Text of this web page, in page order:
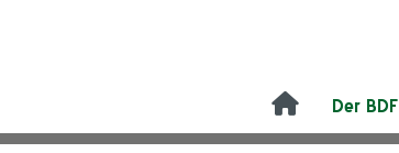
Der BDF